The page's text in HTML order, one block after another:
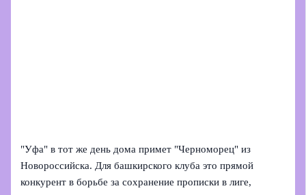
"Уфа" в тот же день дома примет "Черноморец" из
Новороссийска. Для башкирского клуба это прямой
конкурент в борьбе за сохранение прописки в лиге,